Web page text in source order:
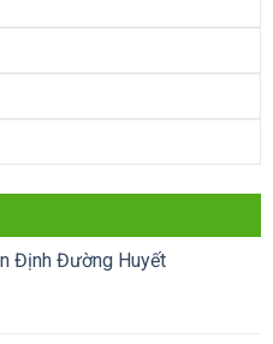
Định Đường Huyết